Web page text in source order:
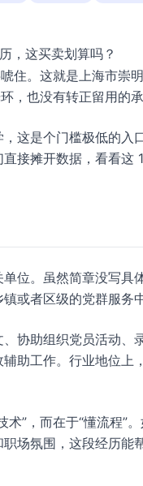
，这买卖划算吗？
住。这就是上海市
，也没有转正留用的
这是个门槛极低的
接摊开数据，看看这
位。虽然简章没写具
或者区级的党群服务中
协助组织党员活动
助工作。行业地位
”，而在于“懂流程”
场氛围，这段经历能